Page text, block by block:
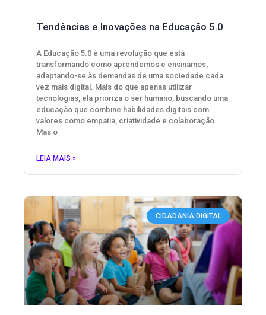
Tendências e Inovações na Educação 5.0
A Educação 5.0 é uma revolução que está
transformando como aprendemos e ensinamos,
adaptando-se às demandas de uma sociedade cada
vez mais digital. Mais do que apenas utilizar
tecnologias, ela prioriza o ser humano, buscando uma
educação que combine habilidades digitais com
valores como empatia, criatividade e colaboração.
Mas o
LEIA MAIS »
CIDADANIA DIGITAL